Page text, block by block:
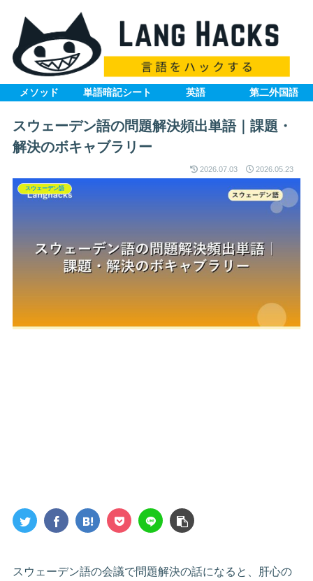
メソッド 単語暗記シート 英語 第二外国語
スウェーデン語の問題解決頻出単語｜課題・
解決のボキャブラリー
2026.07.03 2026.05.23
スウェーデン語
スウェーデン語の会議で問題解決の話になると、肝心の